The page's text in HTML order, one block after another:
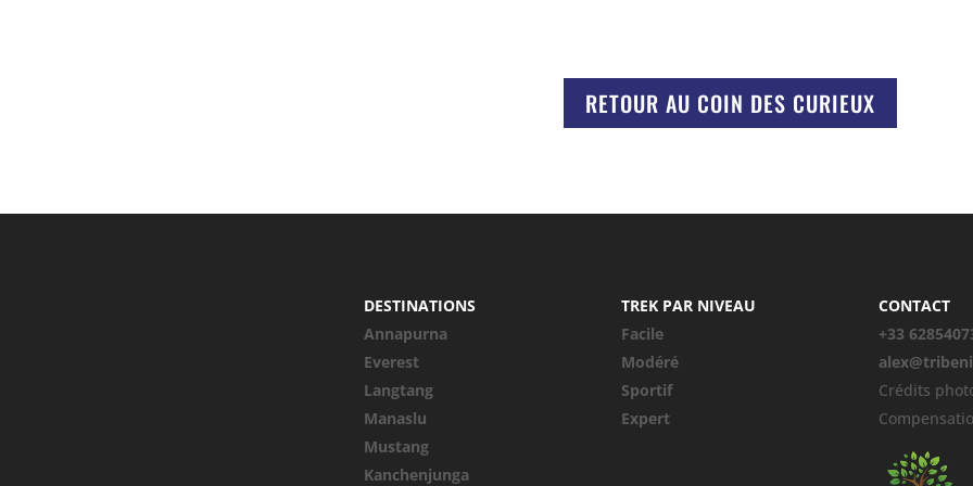
RETOUR AU COIN DES CURIEUX
DESTINATIONS
Annapurna
Everest
Langtang
Manaslu
Mustang
Kanchenjunga
TREK PAR NIVEAU
Facile
Modéré
Sportif
Expert
CONTACT
+33
Crédits